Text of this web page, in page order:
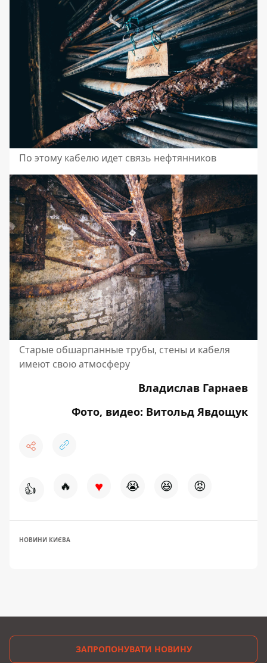
По этому кабелю идет связь нефтянников
Старые обшарпанные трубы, стены и кабеля
имеют свою атмосферу
Владислав Гарнаев
Фото, видео: Витольд Явдощук
👍 🔥 ♥ 😭 😆 😡
НОВИНИ КИЄВА
ЗАПРОПОНУВАТИ НОВИНУ